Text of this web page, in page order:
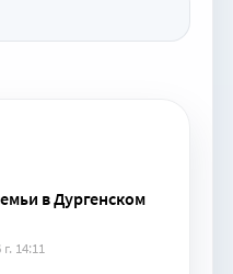
в Дургенском
14:11